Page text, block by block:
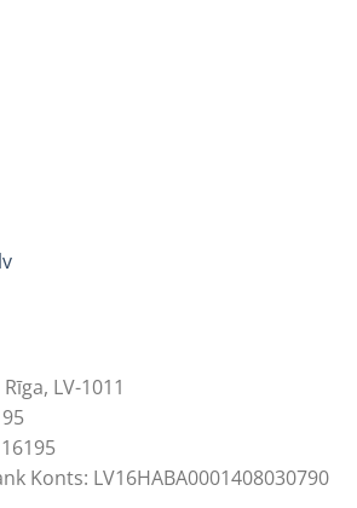
LV-1011
Konts: LV16HABA0001408030790